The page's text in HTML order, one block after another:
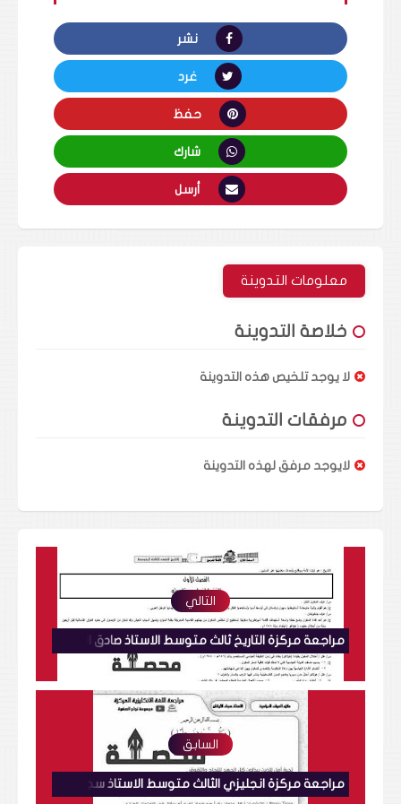
نشر
غرد
حفظ
شارك
أرسل
معلومات التدوينة
خلاصة التدوينة
لا يوجد تلخيص هذه التدوينة
مرفقات التدوينة
لايوجد مرفق لهذه التدوينة
التالي
السابق